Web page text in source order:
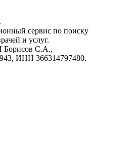
.
сервис по поиску
и услуг.
Борисов С.А.,
ИНН 366314797480.